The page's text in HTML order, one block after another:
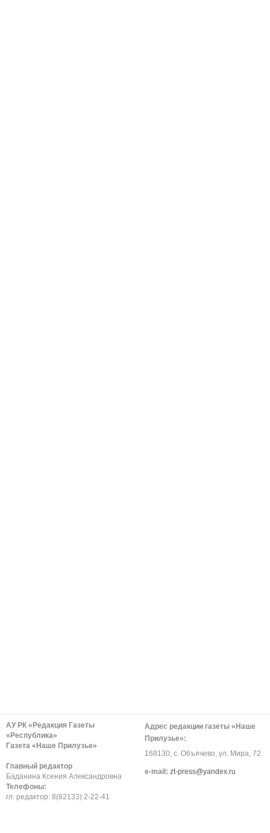
АУ РК «Редакция Газеты
«Республика»
Газета «Наше Прилузье»
Главный редактор
Баданина Ксения Александровна
Телефоны:
гл. редактор: 8(82133) 2-22-41
Адрес редакции газеты «Наше
Прилузье»:
168130, с. Объячево, ул. Мира, 72
е-mail: zt-press@yandex.ru